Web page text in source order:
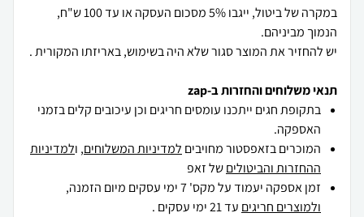
במקרה של ביטול, ייגבו 5% מסכום העסקה או עד 100 ש"ח,
יש להחזיר את המוצר סגור שלא היה בשימוש, באריזתו המקורית .
תנאי משלוחים והחזרות ב-zap
בתקופת חגים ייתכנו עומסים חריגים וכן עיכובים קלים בזמני
האספקה.
המוכרים בזאפסטור מחויבים למדיניות המשלוחים, ולמדיניות
ההחזרות והביטוליםשל זאפ
זמן אספקה יעמוד על מקס' 7 ימי עסקים מיום הזמנה,
ולמוצרים חריגים עד 21 ימי עסקים .